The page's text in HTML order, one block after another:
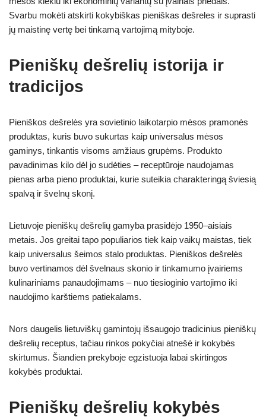
Svarbu mokėti atskirti kokybiškas pieniškas dešreles ir suprasti
jų maistinę vertę bei tinkamą vartojimą mityboje.
Pieniškų dešrelių istorija ir
tradicijos
Pieniškos dešrelės yra sovietinio laikotarpio mėsos pramonės
produktas, kuris buvo sukurtas kaip universalus mėsos
gaminys, tinkantis visoms amžiaus grupėms. Produkto
pavadinimas kilo dėl jo sudėties – receptūroje naudojamas
pienas arba pieno produktai, kurie suteikia charakteringą šviesią
spalvą ir švelnų skonį.
Lietuvoje pieniškų dešrelių gamyba prasidėjo 1950–aisiais
metais. Jos greitai tapo populiarios tiek kaip vaikų maistas, tiek
kaip universalus šeimos stalo produktas. Pieniškos dešrelės
buvo vertinamos dėl švelnaus skonio ir tinkamumo įvairiems
kulinariniams panaudojimams – nuo tiesioginio vartojimo iki
naudojimo karštiems patiekalams.
Nors daugelis lietuviškų gamintojų išsaugojo tradicinius pieniškų
dešrelių receptus, tačiau rinkos pokyčiai atnešė ir kokybės
skirtumus. Šiandien prekyboje egzistuoja labai skirtingos
kokybės produktai.
Pieniškų dešrelių kokybės